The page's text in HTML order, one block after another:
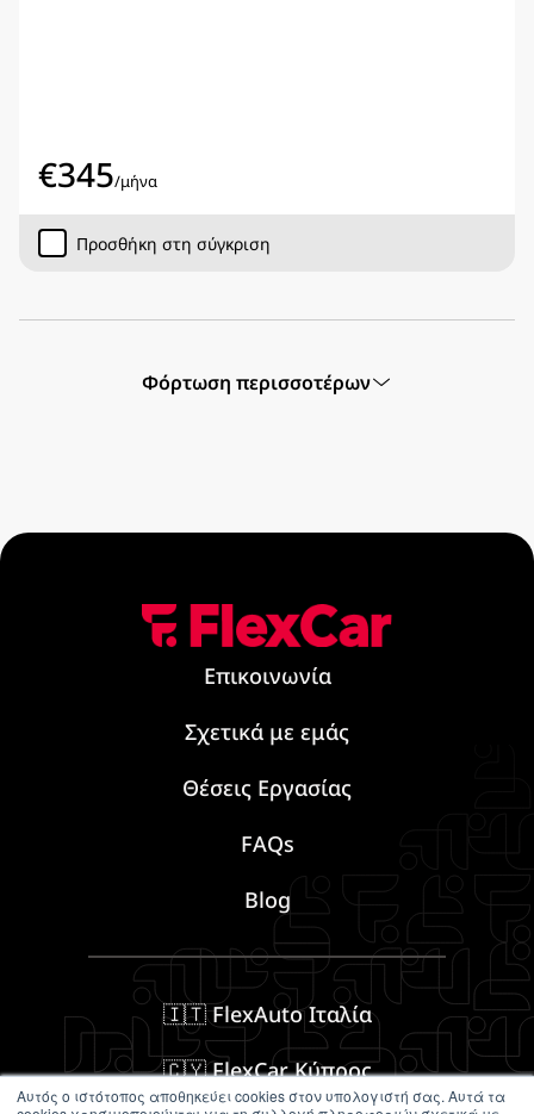
Αυτός ο ιστότοπος αποθηκεύει cookies στον υπολογιστή σας. Αυτά τα
€345/μήνα
Προσθήκη στη σύγκριση
Φόρτωση περισσοτέρων
Επικοινωνία
Σχετικά με εμάς
Θέσεις Εργασίας
FAQs
Blog
🇮🇹 FlexAuto Ιταλία
🇨🇾 FlexCar Κύπρος